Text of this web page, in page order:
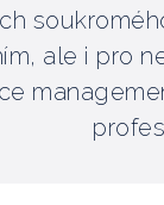
ale i pro